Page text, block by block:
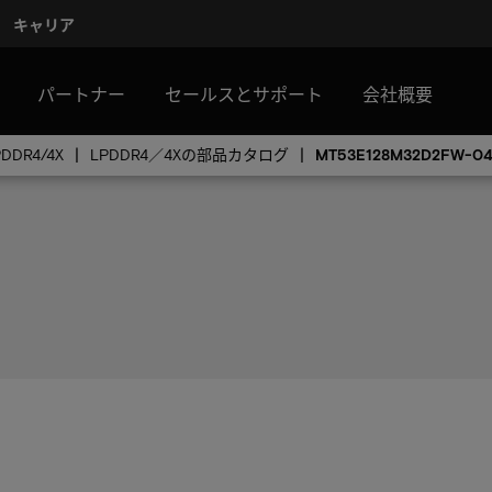
キャリア
パートナー セールスとサポート 会社概要
4X LPDDR4／4Xの部品カタログ MT53E128M32D2FW-